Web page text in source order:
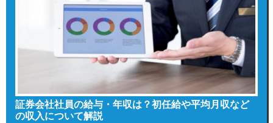
証券会社社員の給与・年収は？初任給や平均月収など
の収入について解説